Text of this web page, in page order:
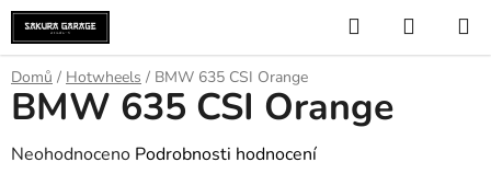
Přejít
na
obsah
Hledat
KOŠÍK
Domů / Hotwheels / BMW 635 CSI Orange
BMW 635 CSI Orange
Průměrné
Neohodnoceno Podrobnosti hodnocení